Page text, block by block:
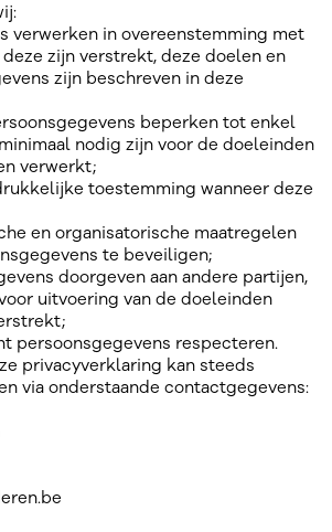
verwerken in overeenstemming met
zijn verstrekt, deze doelen en
zijn beschreven in deze
beperken tot enkel
nodig zijn voor de doeleinden
verwerkt;
toestemming wanneer deze
en organisatorische maatregelen
te beveiligen;
doorgeven aan andere partijen,
uitvoering van de doeleinden
persoonsgegevens respecteren.
privacyverklaring kan steeds
via onderstaande contactgegevens: